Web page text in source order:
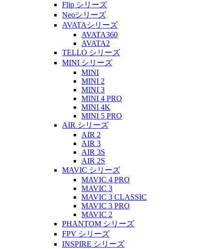
Flip シリーズ
Neoシリーズ
AVATAシリーズ
AVATA360
AVATA2
TELLO シリーズ
MINI シリーズ
MINI
MINI 2
MINI 3
MINI 4 PRO
MINI 4K
MINI 5 PRO
AIR シリーズ
AIR 2
AIR 3
AIR 3S
AIR 2S
MAVIC シリーズ
MAVIC 4 PRO
MAVIC 3
MAVIC 3 CLASSIC
MAVIC 3 PRO
MAVIC 2
PHANTOM シリーズ
FPV シリーズ
INSPIRE シリーズ